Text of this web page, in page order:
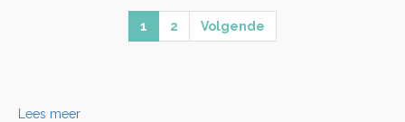
1 2 Volgende
Lees meer